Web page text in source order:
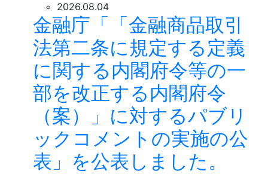
2026.08.04
金融庁「「金融商品取引
法第二条に規定する定義
に関する内閣府令等の一
部を改正する内閣府令
（案）」に対するパブリ
ックコメントの実施の公
表」を公表しました。